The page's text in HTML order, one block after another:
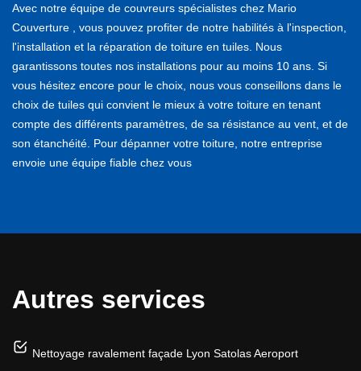
Avec notre équipe de couvreurs spécialistes chez Mario
Couverture , vous pouvez profiter de notre habilités à l'inspection,
l'installation et la réparation de toiture en tuiles. Nous
garantissons toutes nos installations pour au moins 10 ans. Si
vous hésitez encore pour le choix, nous vous conseillons dans le
choix de tuiles qui convient le mieux à votre toiture en tenant
compte des différents paramètres, de sa résistance au vent, et de
son étanchéité. Pour dépanner votre toiture, notre entreprise
envoie une équipe fiable chez vous
Autres services
Nettoyage ravalement façade Lyon Satolas Aeroport